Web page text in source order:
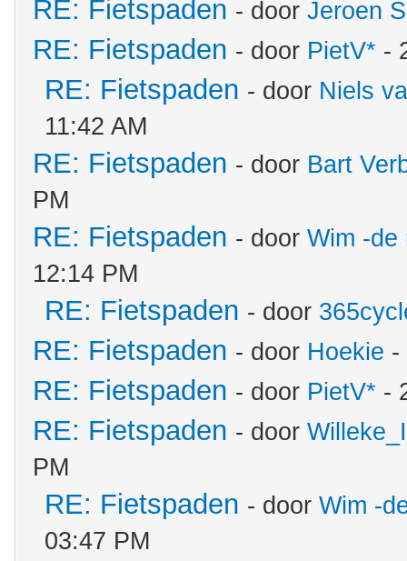
RE: Fietspaden - door Jeroen S
RE: Fietspaden - door PietV* -
RE: Fietspaden - door Niels
11:42 AM
RE: Fietspaden - door Bart
PM
RE: Fietspaden - door Wim -de
12:14 PM
RE: Fietspaden - door
RE: Fietspaden - door Hoekie -
RE: Fietspaden - door PietV* -
RE: Fietspaden - door
PM
RE: Fietspaden - door Wim -
03:47 PM